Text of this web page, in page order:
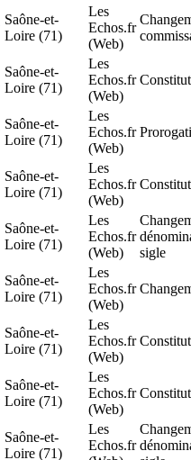
Saône-et-
Loire (71)
Les
Echos.fr
(Web)
Saône-et-
Loire (71)
Les
Echos.fr
(Web)
Saône-et-
Loire (71)
Les
Echos.fr
(Web)
Saône-et-
Loire (71)
Les
Echos.fr
(Web)
Saône-et-
Loire (71)
Les
Echos.fr
(Web)
sigle
Saône-et-
Loire (71)
Les
Echos.fr
(Web)
Saône-et-
Loire (71)
Les
Echos.fr
(Web)
Saône-et-
Loire (71)
Les
Echos.fr
(Web)
Saône-et-
Loire (71)
Les
Echos.fr